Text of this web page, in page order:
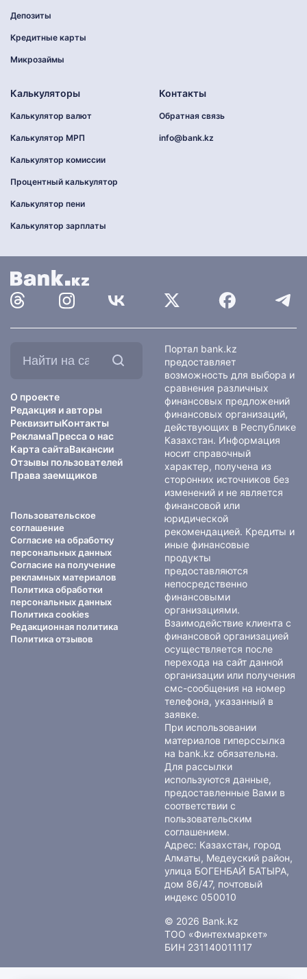
Депозиты
Кредитные карты
Микрозаймы
Калькуляторы
Калькулятор валют
Калькулятор МРП
Калькулятор комиссии
Процентный калькулятор
Калькулятор пени
Калькулятор зарплаты
Контакты
Обратная связь
info@bank.kz
О проекте
Редакция и авторы
РеквизитыКонтакты
РекламаПресса о нас
Карта сайтаВакансии
Отзывы пользователей
Права заемщиков
Пользовательское
соглашение
Согласие на обработку
персональных данных
Согласие на получение
рекламных материалов
Политика обработки
персональных данных
Политика cookies
Редакционная политика
Политика отзывов
Портал bank.kz
предоставляет
возможность для выбора и
сравнения различных
финансовых предложений
финансовых организаций,
действующих в Республике
Казахстан. Информация
носит справочный
характер, получена из
сторонних источников без
изменений и не является
финансовой или
юридической
рекомендацией. Кредиты и
иные финансовые
продукты
предоставляются
непосредственно
финансовыми
организациями.
Взаимодействие клиента с
финансовой организацией
осуществляется после
перехода на сайт данной
организации или получения
смс-сообщения на номер
телефона, указанный в
заявке.
При использовании
материалов гиперссылка
на bank.kz обязательна.
Для рассылки
используются данные,
предоставленные Вами в
соответствии с
пользовательским
соглашением.
Адрес: Казахстан, город
Алматы, Медеуский район,
улица БОГЕНБАЙ БАТЫРА,
дом 86/47, почтовый
индекс 050010
© 2026 Bank.kz
ТОО «Финтехмаркет»
БИН 231140011117